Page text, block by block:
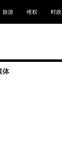
旅游 维权 时政
体